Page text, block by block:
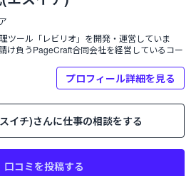
ツール「レビリオ」を開発・運営していま
け負うPageCraft合同会社を経営しているコー
プロフィール詳細を見る
イチ)さんに仕事の相談をする
口コミを投稿する